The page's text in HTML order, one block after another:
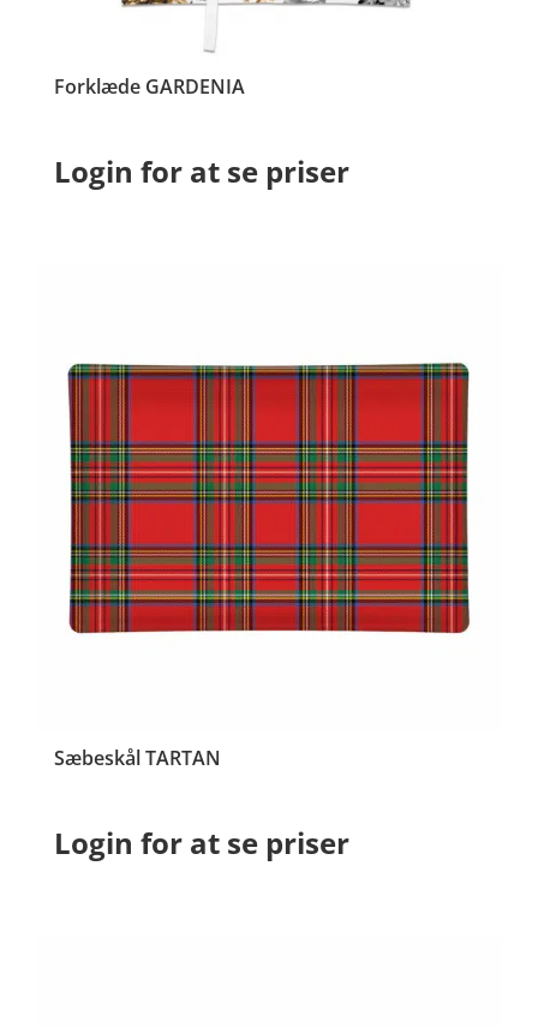
Forklæde GARDENIA
Login for at se priser
Sæbeskål TARTAN
Login for at se priser